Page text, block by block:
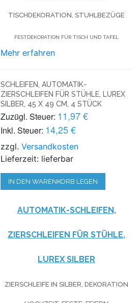
TISCHDEKORATION, STUHLBEZÜGE
FESTDEKORATION FÜR TISCH UND TAFEL
Mehr erfahren
SCHLEIFEN, AUTOMATIK-
ZIERSCHLEIFEN FÜR STÜHLE, LUREX
SILBER, 45 X 49 CM, 4 STÜCK
Zuzügl. Steuer: 11,97 €
Inkl. Steuer: 14,25 €
zzgl.Versandkosten
Lieferzeit: lieferbar
IN DEN WARENKORB LEGEN
AUTOMATIK-SCHLEIFEN,
ZIERSCHLEIFEN FÜR STÜHLE,
LUREX SILBER
ZIERSCHLEIFE IN SILBER, DEKORATION